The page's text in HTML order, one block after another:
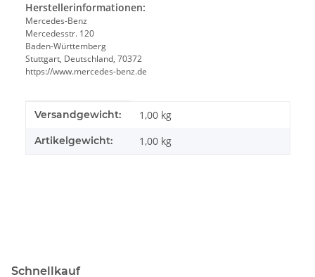
Herstellerinformationen:
Mercedes-Benz
Mercedesstr. 120
Baden-Württemberg
Stuttgart, Deutschland, 70372
https://www.mercedes-benz.de
Produkteigenschaft
Wert
Versandgewicht: 1,00 kg
Artikelgewicht: 1,00 kg
Schnellkauf